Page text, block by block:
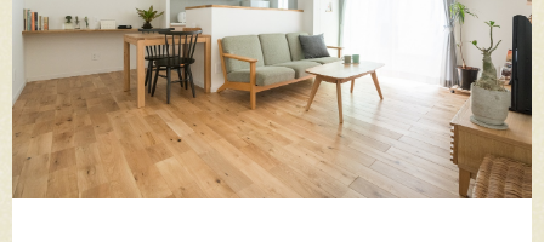
私たちのこと
三和建設の強み
リフォーム
会社概要